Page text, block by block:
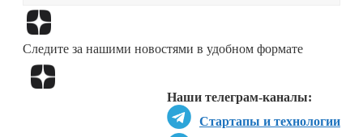
Следите за нашими новостями в удобном формате
Наши телеграм-каналы:
Стартапы и технологии